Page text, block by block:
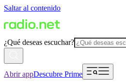
Saltar al contenido
¿Qué deseas escuchar?
Abrir appDescubre Prime